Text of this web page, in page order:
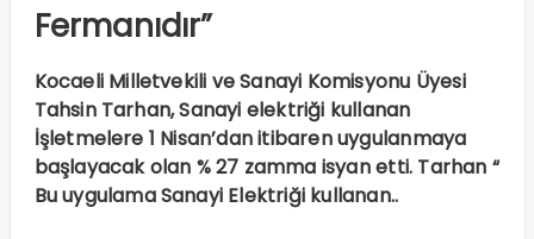
Fermanıdır”
Kocaeli Milletvekili ve Sanayi Komisyonu Üyesi
Tahsin Tarhan, Sanayi elektriği kullanan
İşletmelere 1 Nisan’dan itibaren uygulanmaya
başlayacak olan % 27 zamma isyan etti. Tarhan “
Bu uygulama Sanayi Elektriği kullanan..